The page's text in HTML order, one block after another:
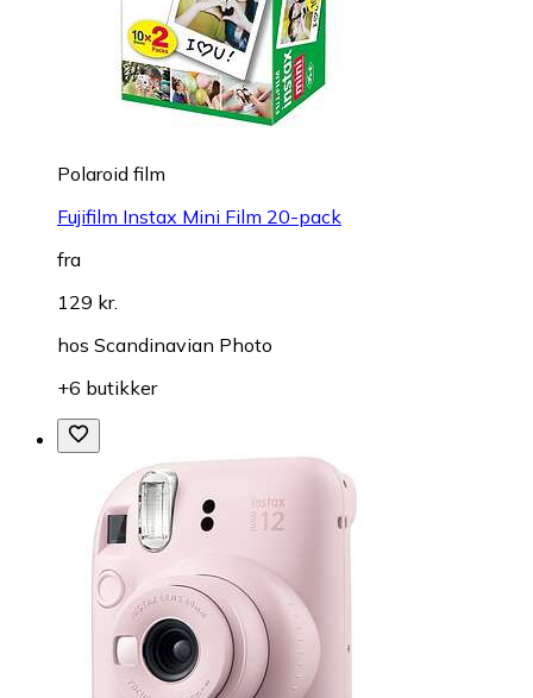
Polaroid film
Fujifilm Instax Mini Film 20-pack
fra
129 kr.
hos Scandinavian Photo
+6 butikker